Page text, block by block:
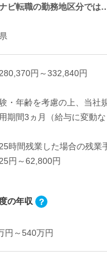
ビ転職の勤務地区分では
円～332,840円
・年齢を考慮の上、当社
期間3ヵ月（給与に変動な
時間残業した場合の残業
円～62,800円
の年収
円～540万円